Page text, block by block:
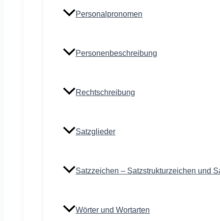
Personalpronomen
Personenbeschreibung
Rechtschreibung
Satzglieder
Satzzeichen – Satzstrukturzeichen und
Wörter und Wortarten